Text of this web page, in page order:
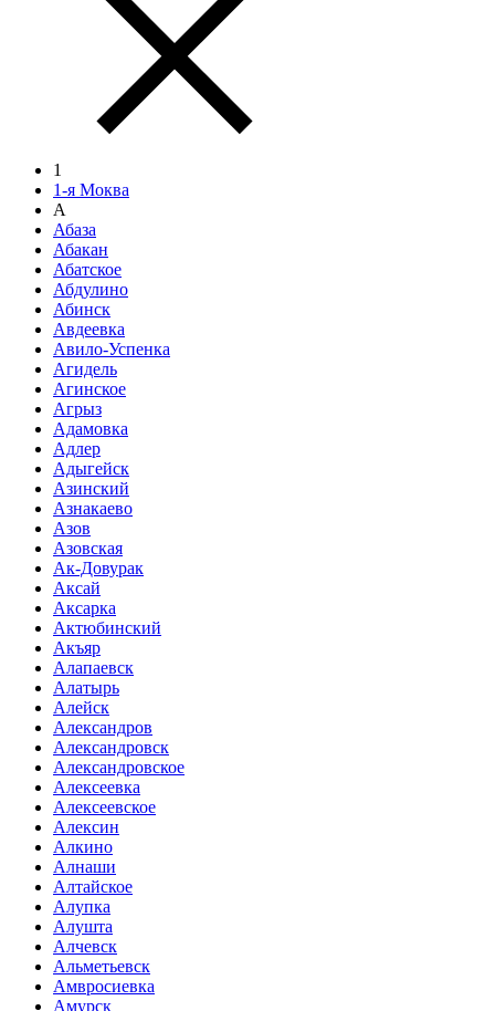
1
1-я Моква
А
Абаза
Абакан
Абатское
Абдулино
Абинск
Авдеевка
Авило-Успенка
Агидель
Агинское
Агрыз
Адамовка
Адлер
Адыгейск
Азинский
Азнакаево
Азов
Азовская
Ак-Довурак
Аксай
Аксарка
Актюбинский
Акъяр
Алапаевск
Алатырь
Алейск
Александров
Александровск
Александровское
Алексеевка
Алексеевское
Алексин
Алкино
Алнаши
Алтайское
Алупка
Алушта
Алчевск
Альметьевск
Амвросиевка
Амурск